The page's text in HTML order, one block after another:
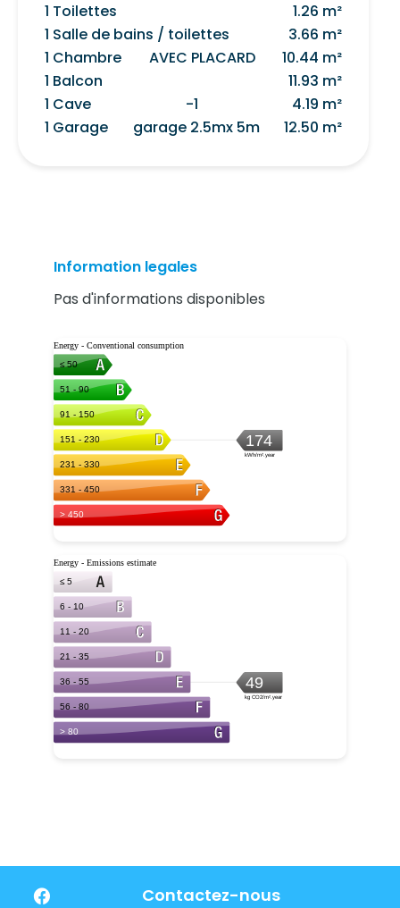
1 Toilettes
1.26 m²
1 Salle de bains / toilettes
3.66 m²
1 Chambre
AVEC PLACARD
10.44 m²
1 Balcon
11.93 m²
1 Cave
-1
4.19 m²
1 Garage
garage 2.5mx 5m 12.50 m²
Information legales
Pas d'informations disponibles
Contactez-nous